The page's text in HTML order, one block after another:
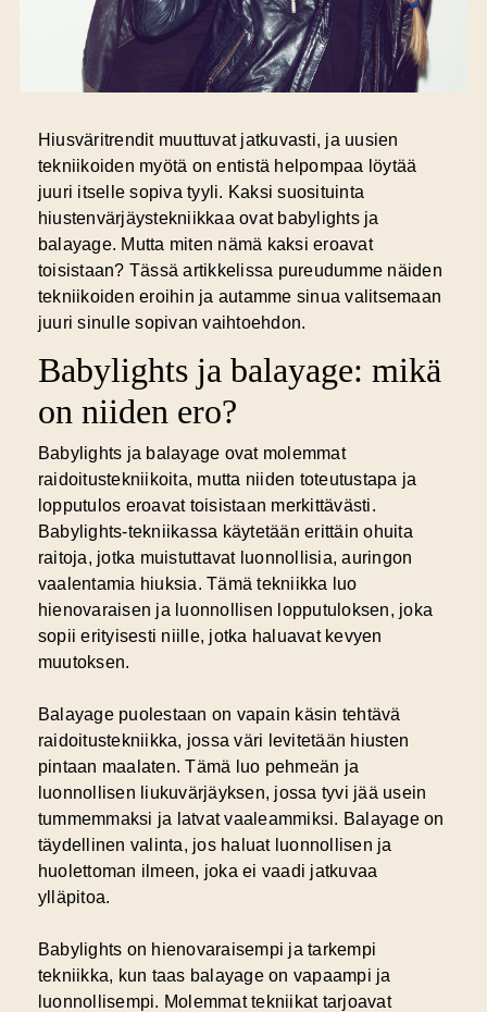
Hiusväritrendit muuttuvat jatkuvasti, ja uusien
tekniikoiden myötä on entistä helpompaa löytää
juuri itselle sopiva tyyli. Kaksi suosituinta
hiustenvärjäystekniikkaa ovat babylights ja
balayage. Mutta miten nämä kaksi eroavat
toisistaan? Tässä artikkelissa pureudumme näiden
tekniikoiden eroihin ja autamme sinua valitsemaan
juuri sinulle sopivan vaihtoehdon.
Babylights ja balayage: mikä
on niiden ero?
Babylights ja balayage ovat molemmat
raidoitustekniikoita, mutta niiden toteutustapa ja
lopputulos eroavat toisistaan merkittävästi.
Babylights-tekniikassa käytetään erittäin ohuita
raitoja, jotka muistuttavat luonnollisia, auringon
vaalentamia hiuksia. Tämä tekniikka luo
hienovaraisen ja luonnollisen lopputuloksen, joka
sopii erityisesti niille, jotka haluavat kevyen
muutoksen.
Balayage puolestaan on vapain käsin tehtävä
raidoitustekniikka, jossa väri levitetään hiusten
pintaan maalaten. Tämä luo pehmeän ja
luonnollisen liukuvärjäyksen, jossa tyvi jää usein
tummemmaksi ja latvat vaaleammiksi. Balayage on
täydellinen valinta, jos haluat luonnollisen ja
huolettoman ilmeen, joka ei vaadi jatkuvaa
ylläpitoa.
Babylights on hienovaraisempi ja tarkempi
tekniikka, kun taas balayage on vapaampi ja
luonnollisempi. Molemmat tekniikat tarjoavat